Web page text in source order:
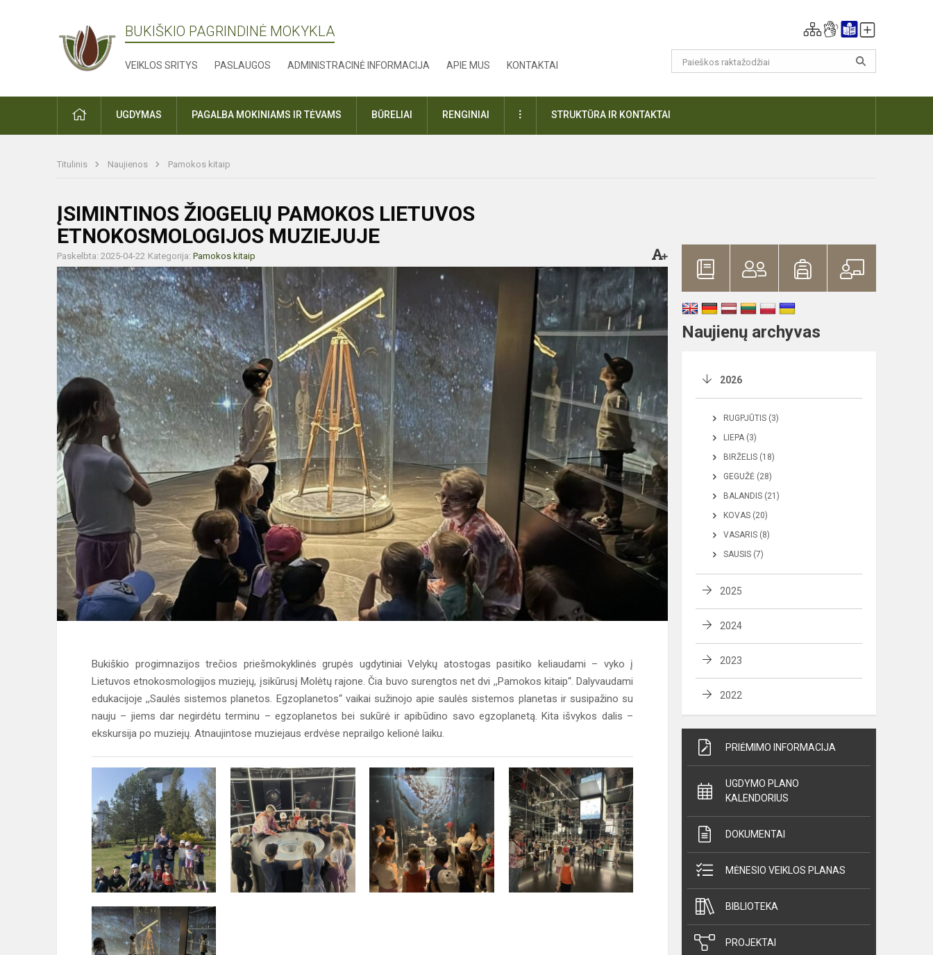
BUKIŠKIO PAGRINDINĖ MOKYKLA
VEIKLOS SRITYS PASLAUGOS ADMINISTRACINĖ INFORMACIJA APIE MUS KONTAKTAI
PRADŽIAUGDYMAS PAGALBA MOKINIAMS IR TĖVAMS BŪRELIAI RENGINIAI DAUGIAUSTRUKTŪRA IR KONTAKTAI
Titulinis Naujienos Pamokos kitaip
ĮSIMINTINOS ŽIOGELIŲ PAMOKOS LIETUVOS
ETNOKOSMOLOGIJOS MUZIEJUJE
Paskelbta: 2025-04-22 Kategorija: Pamokos kitaip
Bukiškio progimnazijos trečios priešmokyklinės grupės ugdytiniai Velykų atostogas pasitiko keliaudami – vyko į
Lietuvos etnokosmologijos muziejų, įsikūrusį Molėtų rajone. Čia buvo surengtos net dvi ,,Pamokos kitaip“. Dalyvaudami
edukacijoje ,,Saulės sistemos planetos. Egzoplanetos“ vaikai sužinojo apie saulės sistemos planetas ir susipažino su
nauju – jiems dar negirdėtu terminu – egzoplanetos bei sukūrė ir apibūdino savo egzoplanetą. Kita išvykos dalis –
ekskursija po muziejų. Atnaujintose muziejaus erdvėse neprailgo kelionė laiku.
Naujienų archyvas
2026
RUGPJŪTIS (3)
LIEPA (3)
BIRŽELIS (18)
GEGUŽĖ (28)
BALANDIS (21)
KOVAS (20)
VASARIS (8)
SAUSIS (7)
2025
2024
2023
2022
PRIĖMIMO INFORMACIJA
UGDYMO PLANO
KALENDORIUS
DOKUMENTAI
MĖNESIO VEIKLOS PLANAS
BIBLIOTEKA
PROJEKTAI